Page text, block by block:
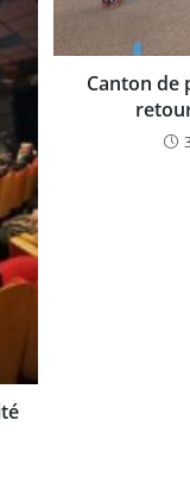
Canton de